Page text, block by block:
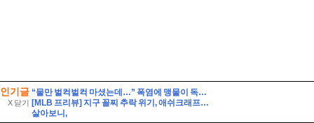
인기글
X 닫기
“물만 벌컥벌컥 마셨는데…” 폭염에 맹물이 독이 되는 이유
[MLB 프리뷰] 지구 꼴찌 추락 위기, 애쉬크래프트의 무거운 어깨(2026년 8월 7일 피츠버그 밀워키)
살아보니,